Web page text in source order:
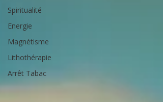
Spiritualité
Energie
Magnétisme
Lithothérapie
Arrêt Tabac